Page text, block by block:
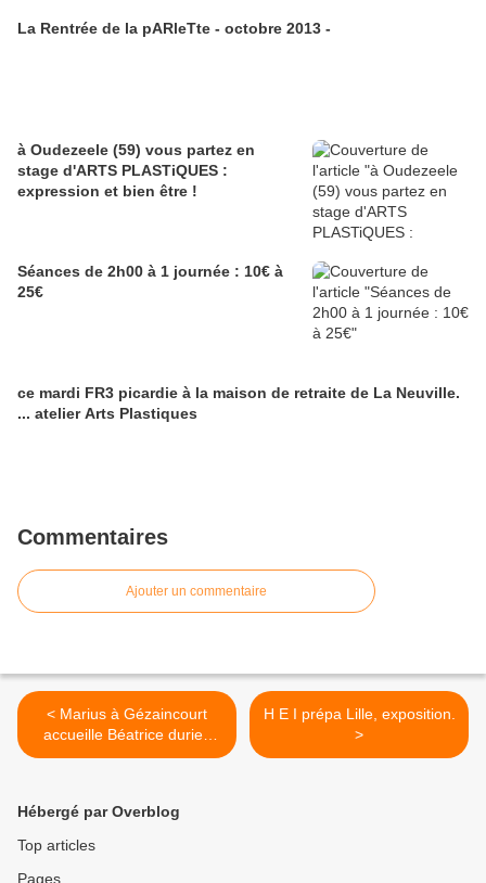
La Rentrée de la pARleTte - octobre 2013 -
à Oudezeele (59) vous partez en
stage d'ARTS PLASTiQUES :
expression et bien être !
Séances de 2h00 à 1 journée : 10€ à
25€
ce mardi FR3 picardie à la maison de retraite de La Neuville.
... atelier Arts Plastiques
Commentaires
Ajouter un commentaire
< Marius à Gézaincourt
accueille Béatrice duriez
Choquet et ses maisons
H E I prépa Lille, exposition.
>
Hébergé par Overblog
Top articles
Pages